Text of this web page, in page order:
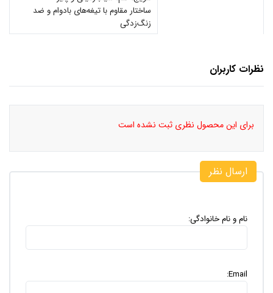
ساختار مقاوم با تیغه‌های بادوام و ضد
زنگ‌زدگی
نظرات کاربران
برای این محصول نظری ثبت نشده است
ارسال نظر
نام و نام خانوادگی:
Email: